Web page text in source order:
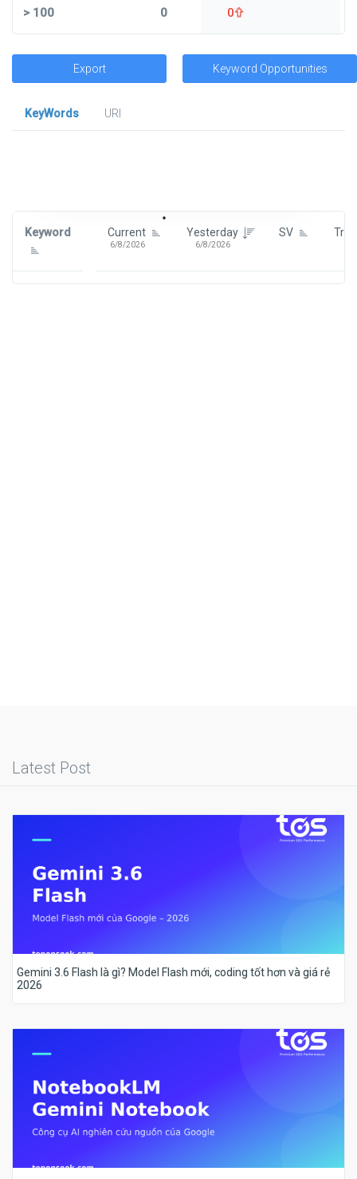
>100 0 0
Export Keyword Opportunities
KeyWords
URl
Keyword Current
6/8/2026
Yesterday
6/8/2026
SV
Latest Post
Gemini 3.6 Flash là gì? Model Flash mới, coding tốt hơn và giá rẻ
2026